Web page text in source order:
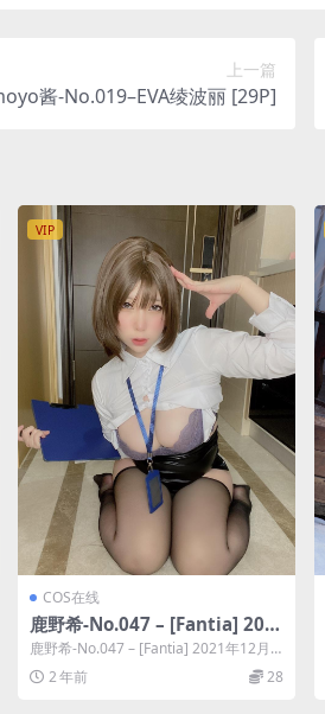
上一篇
酱-No.019–EVA绫波丽 [29P]
VIP
COS在线
鹿野希-No.047 – [Fantia] 202
1年12月订阅 [102P]
鹿野希-No.047 – [Fantia] 2021年12月
订阅 [102P]，...
2 年前 28